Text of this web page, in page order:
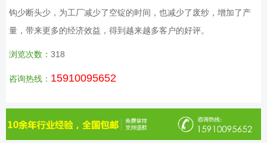
钩少断头少，为工厂减少了空锭的时间，也减少了废纱，增加了产
量，带来更多的经济效益，得到越来越多客户的好评。
浏览次数： 318
咨询热线： 15910095652